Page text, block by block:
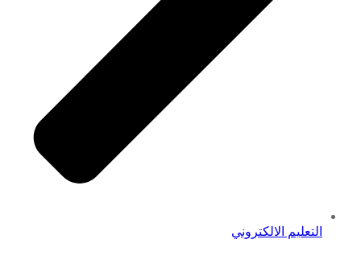
التعليم الالكتروني